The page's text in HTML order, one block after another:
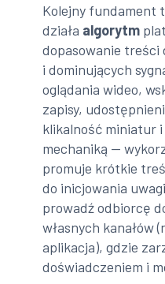
Kolejny fundament
działa algorytm
dopasowanie
i dominujących
oglądania wideo,
zapisy,
klikalność miniatur i
mechaniką —
promuje krótkie
do inicjowania
prowadź odbiorcę
własnych kanałów
aplikacja), gdzie
doświadczeniem i